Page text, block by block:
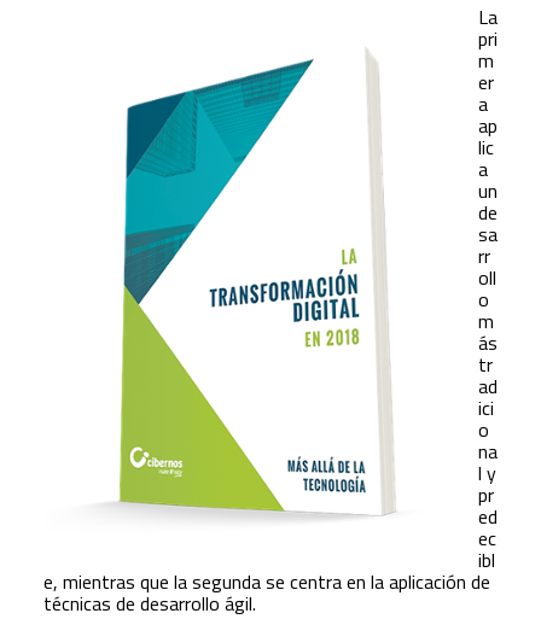
La
pri
m
er
a
ap
lic
a
un
de
sa
rr
oll
o
m
ás
tr
ad
ici
o
na
l y
pr
ed
ec
ibl
e, mientras que la segunda se centra en la aplicación de
técnicas de desarrollo ágil.